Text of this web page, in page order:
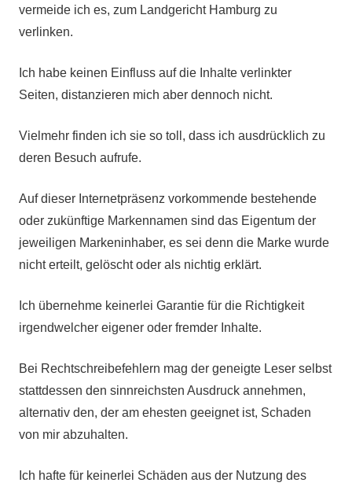
vermeide ich es, zum Landgericht Hamburg zu
verlinken.
Ich habe keinen Einfluss auf die Inhalte verlinkter
Seiten, distanzieren mich aber dennoch nicht.
Vielmehr finden ich sie so toll, dass ich ausdrücklich zu
deren Besuch aufrufe.
Auf dieser Internetpräsenz vorkommende bestehende
oder zukünftige Markennamen sind das Eigentum der
jeweiligen Markeninhaber, es sei denn die Marke wurde
nicht erteilt, gelöscht oder als nichtig erklärt.
Ich übernehme keinerlei Garantie für die Richtigkeit
irgendwelcher eigener oder fremder Inhalte.
Bei Rechtschreibefehlern mag der geneigte Leser selbst
stattdessen den sinnreichsten Ausdruck annehmen,
alternativ den, der am ehesten geeignet ist, Schaden
von mir abzuhalten.
Ich hafte für keinerlei Schäden aus der Nutzung des